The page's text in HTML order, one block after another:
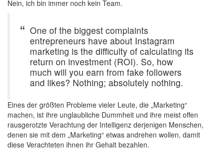
Nein, ich bin immer noch kein Team.
One of the biggest complaints
entrepreneurs have about Instagram
marketing is the difficulty of calculating its
return on investment (ROI). So, how
much will you earn from fake followers
and likes? Nothing; absolutely nothing.
Eines der größten Probleme vieler Leute, die „Marketing“
machen, ist ihre unglaubliche Dummheit und ihre meist offen
rausgerotzte Verachtung der Intelligenz derjenigen Menschen,
denen sie mit dem „Marketing“ etwas andrehen wollen, damit
diese Verachteten ihnen ihr Gehalt bezahlen.